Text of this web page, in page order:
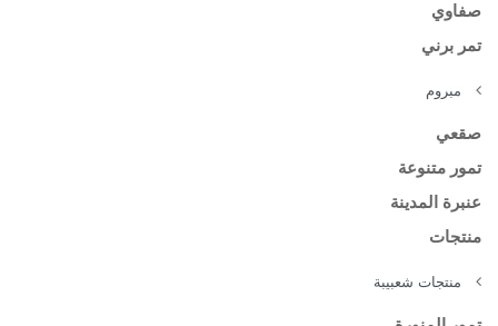
صفاوي
تمر برني
مبروم
صقعي
تمور متنوعة
عنبرة المدينة
منتجات
منتجات شعبيبة